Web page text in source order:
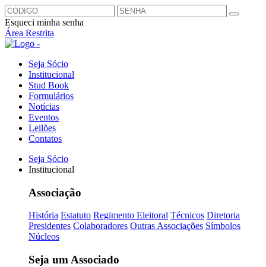
Esqueci minha senha
Área Restrita
Seja Sócio
Institucional
Stud Book
Formulários
Notícias
Eventos
Leilões
Contatos
Seja Sócio
Institucional
Associação
História Estatuto Regimento Eleitoral Técnicos Diretoria
Presidentes Colaboradores Outras Associações Símbolos
Núcleos
Seja um Associado